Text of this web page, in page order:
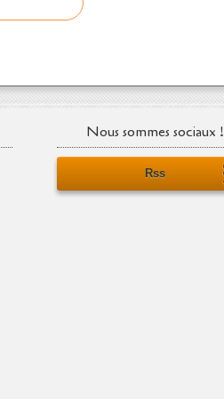
Nous sommes sociaux !
Rss